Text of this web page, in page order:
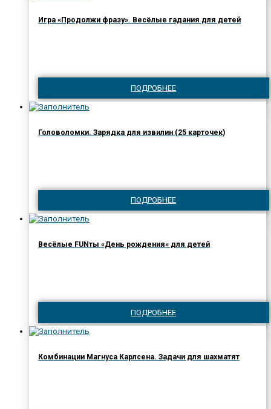
Игра «Продолжи фразу». Весёлые гадания для детей
ПОДРОБНЕЕ
Головоломки. Зарядка для извилин (25 карточек)
ПОДРОБНЕЕ
Весёлые FUNты «День рождения» для детей
ПОДРОБНЕЕ
Комбинации Магнуса Карлсена. Задачи для шахматят